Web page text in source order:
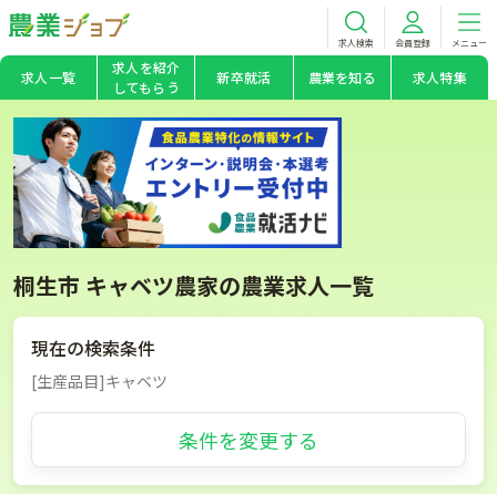
求人検索 会員登録 メニュー
求人一覧
求人を紹介
してもらう
新卒就活 農業を知る 求人特集
桐生市 キャベツ農家の農業求人一覧
現在の検索条件
[生産品目]キャベツ
条件を変更する